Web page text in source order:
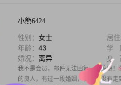
小熊6424
性别： 女士 居住
年龄： 43 学
婚况： 离异 身
我不是会员，邮件无法回复，请谅解
的良人，有过一段婚姻，但最终没有